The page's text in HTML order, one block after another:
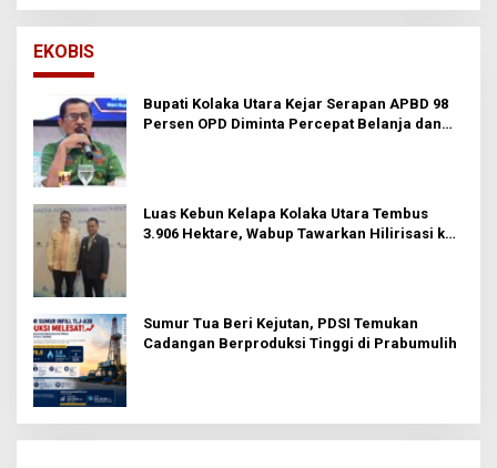
EKOBIS
Bupati Kolaka Utara Kejar Serapan APBD 98
Persen OPD Diminta Percepat Belanja dan
Luas Kebun Kelapa Kolaka Utara Tembus
3.906 Hektare, Wabup Tawarkan Hilirisasi ke
Sumur Tua Beri Kejutan, PDSI Temukan
Cadangan Berproduksi Tinggi di Prabumulih